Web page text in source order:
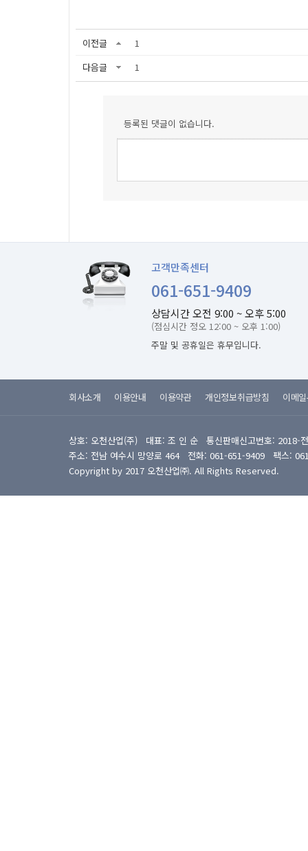
이전글
1
다음글
1
등록된 댓글이 없습니다.
고객만족센터
061-651-9409
상담시간 오전 9:00 ~ 오후 5:00
(점심시간 정오 12:00 ~ 오후 1:00)
주말 및 공휴일은 휴무입니다.
회사소개 이용안내 이용약관 개인정보취급방침 이메
상호: 오천산업(주) 대표: 조 인 순 통신판매신고번호: 2018-
주소: 전남 여수시 망양로 464 전화: 061-651-9409 팩스:
Copyright by 2017 오천산업㈜. All Rights Reserved.